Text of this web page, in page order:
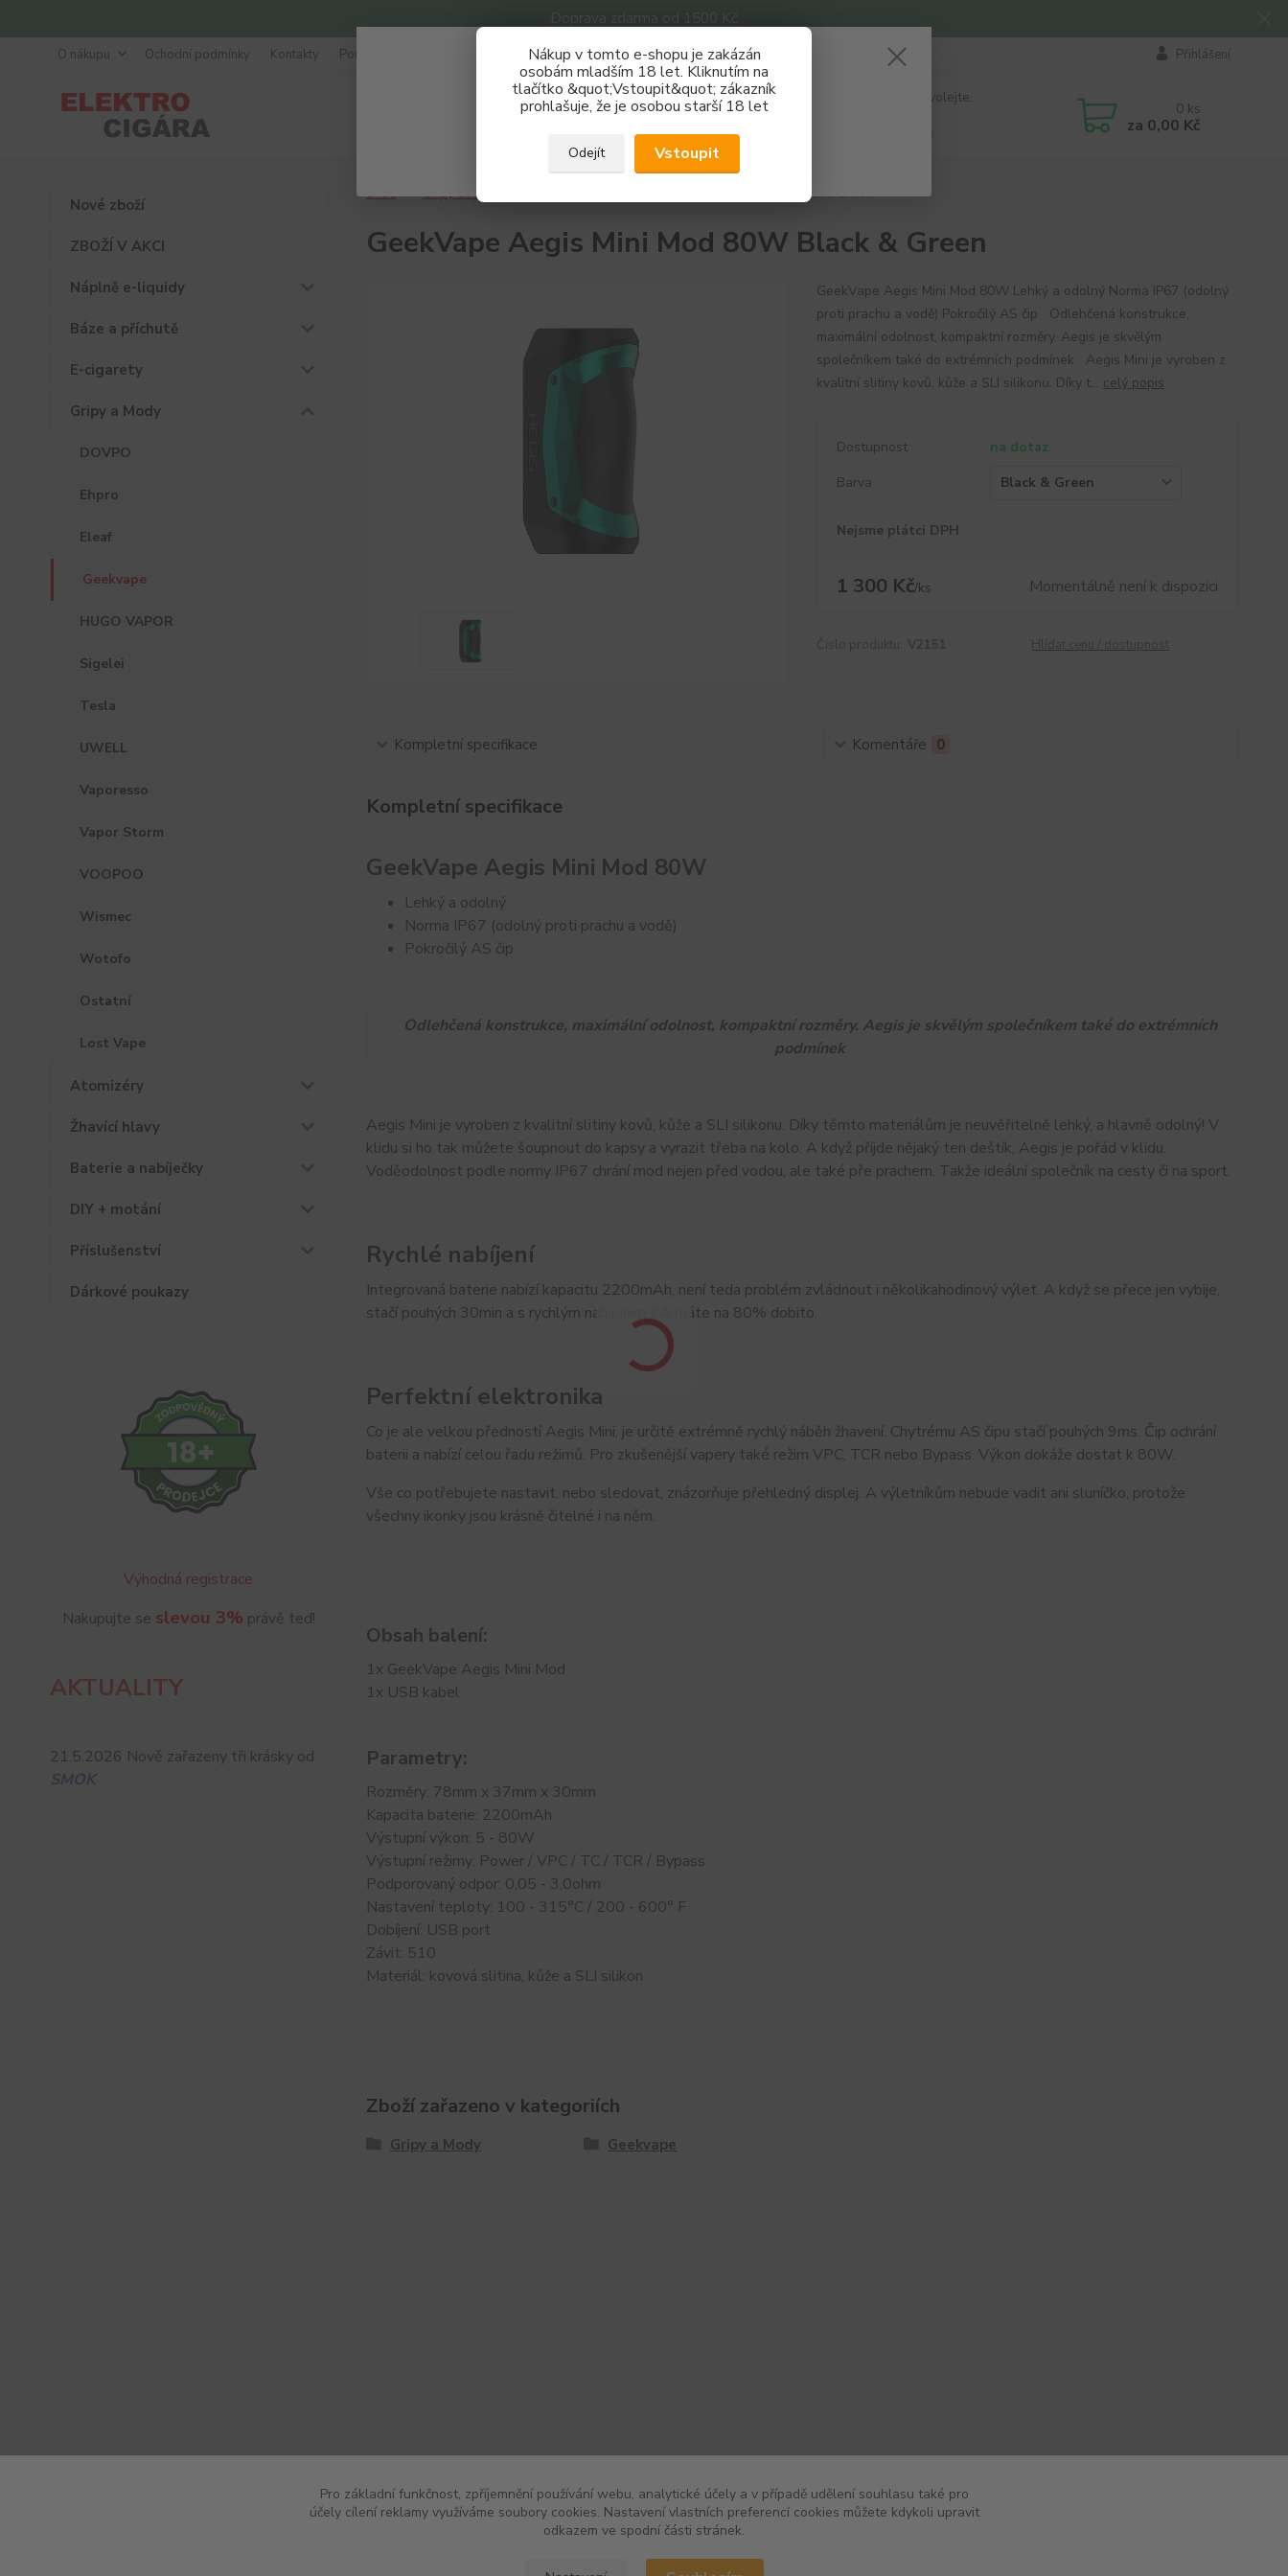
Doprava zdarma od 1500 Kč
Nákup v tomto e-shopu je zakázán
osobám mladším 18 let. Kliknutím na
tlačítko &quot;Vstoupit&quot; zákazník
prohlašuje, že je osobou starší 18 let
Odejít Vstoupit
O nákupu Ochodní podmínky Kontakty Poradna Přihlášení
Hledat
Nevíte si rady? Zavolejte.
0 ks
za 0,00 Kč
Nové zboží
ZBOŽÍ V AKCI
Náplně e-liquidy
Báze a příchutě
E-cigarety
Gripy a Mody
DOVPO
Ehpro
Eleaf
Geekvape
HUGO VAPOR
Sigelei
Tesla
UWELL
Vaporesso
Vapor Storm
VOOPOO
Wismec
Wotofo
Ostatní
Lost Vape
Atomizéry
Žhavící hlavy
Baterie a nabíječky
DIY + motání
Příslušenství
Dárkové poukazy
Výhodná registrace
Nakupujte se slevou 3% právě teď!
AKTUALITY
21.5.2026 Nově zařazeny tři krásky od
SMOK
Úvod Gripy a Mody GeekVape Aegis Mini Mod 80W Black & Green
GeekVape Aegis Mini Mod 80W Black & Green
GeekVape Aegis Mini Mod 80W Lehký a odolný Norma IP67 (odolný
proti prachu a vodě) Pokročilý AS čip Odlehčená konstrukce,
maximální odolnost, kompaktní rozměry. Aegis je skvělým
společníkem také do extrémních podmínek Aegis Mini je vyroben z
kvalitní slitiny kovů, kůže a SLI silikonu. Díky t... celý popis
Dostupnost
na dotaz
Barva
Nejsme plátci DPH
1 300 Kč/ks Momentálně není k dispozici
Kompletní specifikace Komentáře 0
Kompletní specifikace
GeekVape Aegis Mini Mod 80W
Lehký a odolný
Norma IP67 (odolný proti prachu a vodě)
Pokročilý AS čip
Odlehčená konstrukce, maximální odolnost, kompaktní rozměry. Aegis je skvělým společníkem také do extrémních
podmínek
Aegis Mini je vyroben z kvalitní slitiny kovů, kůže a SLI silikonu. Díky těmto materiálům je neuvěřitelně lehký, a hlavně odolný! V
klidu si ho tak můžete šoupnout do kapsy a vyrazit třeba na kolo. A když příjde nějaký ten deštík, Aegis je pořád v klidu.
Voděodolnost podle normy IP67 chrání mod nejen před vodou, ale také pře prachem. Takže ideální společník na cesty či na sport.
Rychlé nabíjení
Integrovaná baterie nabízí kapacitu 2200mAh, není teda problém zvládnout i několikahodinový výlet. A když se přece jen vybije,
stačí pouhých 30min a s rychlým nabíjením 2A máte na 80% dobito.
Perfektní elektronika
Co je ale velkou předností Aegis Mini, je určitě extrémně rychlý náběh žhavení. Chytrému AS čipu stačí pouhých 9ms. Čip ochrání
baterii a nabízí celou řadu režimů. Pro zkušenější vapery také režim VPC, TCR nebo Bypass. Výkon dokáže dostat k 80W.
Vše co potřebujete nastavit, nebo sledovat, znázorňuje přehledný displej. A výletníkům nebude vadit ani sluníčko, protože
všechny ikonky jsou krásně čitelné i na něm.
Obsah balení:
1x GeekVape Aegis Mini Mod
1x USB kabel
Parametry:
Rozměry: 78mm x 37mm x 30mm
Kapacita baterie: 2200mAh
Výstupní výkon: 5 - 80W
Výstupní režimy: Power / VPC / TC / TCR / Bypass
Podporovaný odpor: 0,05 - 3,0ohm
Nastavení teploty: 100 - 315°C / 200 - 600° F
Dobíjení: USB port
Závit: 510
Materiál: kovová slitina, kůže a SLI silikon
Zboží zařazeno v kategoriích
Gripy a Mody Geekvape
Získej slevu 3%
Zaregistruj se a nakupuj se slevou právě teď!
REGISTRAČNÍ FORMULÁŘ
Zavřít
Pro základní funkčnost, zpříjemnění používání webu, analytické účely a v případě udělení souhlasu také pro
účely cílení reklamy využíváme soubory cookies. Nastavení vlastních preferencí cookies můžete kdykoli upravit
odkazem ve spodní části stránek.